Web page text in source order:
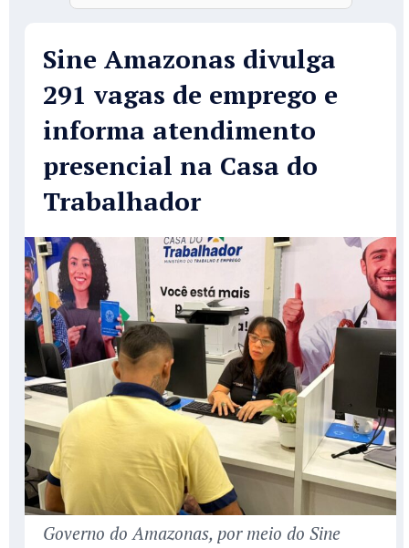
Sine Amazonas divulga
291 vagas de emprego e
informa atendimento
presencial na Casa do
Trabalhador
Governo do Amazonas, por meio do Sine